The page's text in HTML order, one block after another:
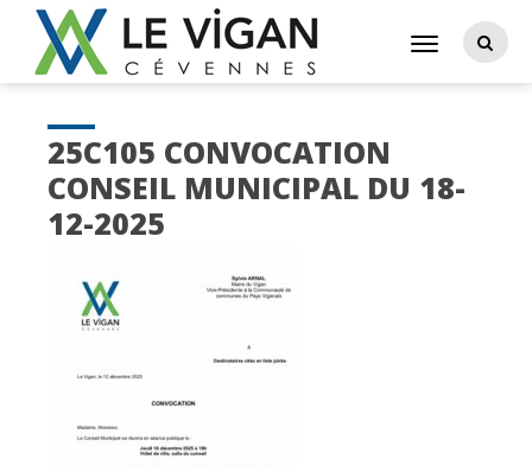
25C105 CONVOCATION
CONSEIL MUNICIPAL DU 18-
12-2025